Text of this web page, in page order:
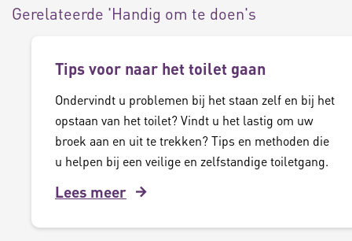
Gerelateerde 'Handig om te doen's
Tips voor naar het toilet gaan
Ondervindt u problemen bij het staan zelf en bij het
opstaan van het toilet? Vindt u het lastig om uw
broek aan en uit te trekken? Tips en methoden die
u helpen bij een veilige en zelfstandige toiletgang.
Lees meer